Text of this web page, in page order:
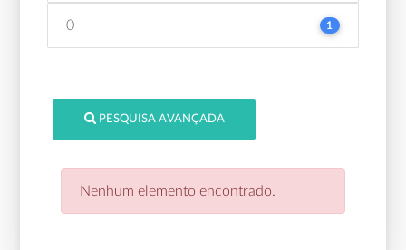
0 1
PESQUISA AVANÇADA
Nenhum elemento encontrado.